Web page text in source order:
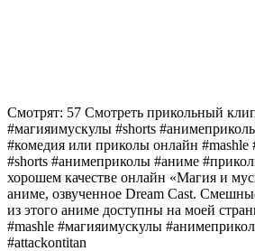
Смотрят: 57 Смотреть прикольный
#магияимускулы #shorts
#комедия или приколы онлайн #mashle
#shorts #анимеприколы #аниме
хорошем качестве онлайн «Магия и
аниме, озвученное Dream Cast.
из этого аниме доступны на моей
#mashle #магияимускулы
#attackontitan